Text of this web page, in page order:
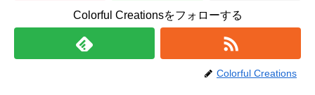
Colorful Creationsをフォローする
Colorful Creations